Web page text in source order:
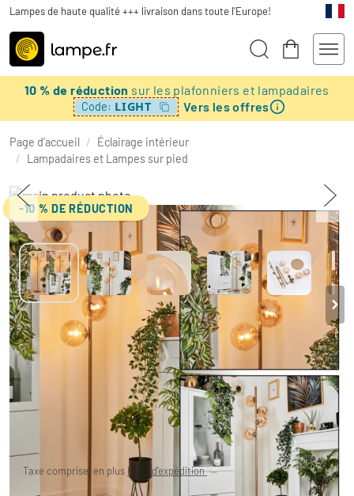
Lampes de haute qualité +++ livraison dans toute l'Europe!
10 % de réduction sur les plafonniers et lampadaires
Code: LIGHT Vers les offres
Page d’accueil / Éclairage intérieur
/ Lampadaires et Lampes sur pied
-10 % DE RÉDUCTION
Lampadaire Remaisnil Laiton, 4 lumières
Taxe comprise, en plus Frais d'expédition,Livraison gratuite
en France métropolitaine et Belgique